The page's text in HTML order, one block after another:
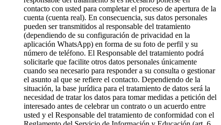
contacto con usted para completar el proceso de apertura de la
cuenta (cuenta real). En consecuencia, sus datos personales
pueden ser transmitidos al responsable del tratamiento
(dependiendo de su configuración de privacidad en la
aplicación WhatsApp) en forma de su foto de perfil y su
número de teléfono. El Responsable del tratamiento podrá
solicitarle que facilite otros datos personales únicamente
cuando sea necesario para responder a su consulta o gestionar
el asunto al que se refiere el contacto. Dependiendo de la
situación, la base jurídica para el tratamiento de datos será la
necesidad de tratar los datos para tomar medidas a petición del
interesado antes de celebrar un contrato o un acuerdo entre
usted y el Responsable del tratamiento de conformidad con el